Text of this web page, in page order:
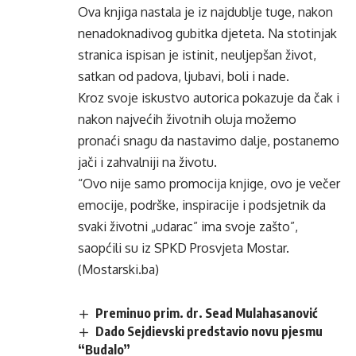
Ova knjiga nastala je iz najdublje tuge, nakon
nenadoknadivog gubitka djeteta. Na stotinjak
stranica ispisan je istinit, neuljepšan život,
satkan od padova, ljubavi, boli i nade.
Kroz svoje iskustvo autorica pokazuje da čak i
nakon najvećih životnih oluja možemo
pronaći snagu da nastavimo dalje, postanemo
jači i zahvalniji na životu.
“Ovo nije samo promocija knjige, ovo je večer
emocije, podrške, inspiracije i podsjetnik da
svaki životni „udarac” ima svoje zašto”,
saopćili su iz SPKD Prosvjeta Mostar.
(Mostarski.ba)
Preminuo prim. dr. Sead Mulahasanović
Dado Sejdievski predstavio novu pjesmu
“Budalo”